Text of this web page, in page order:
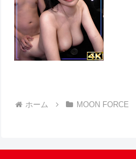
ホーム MOON FORCE